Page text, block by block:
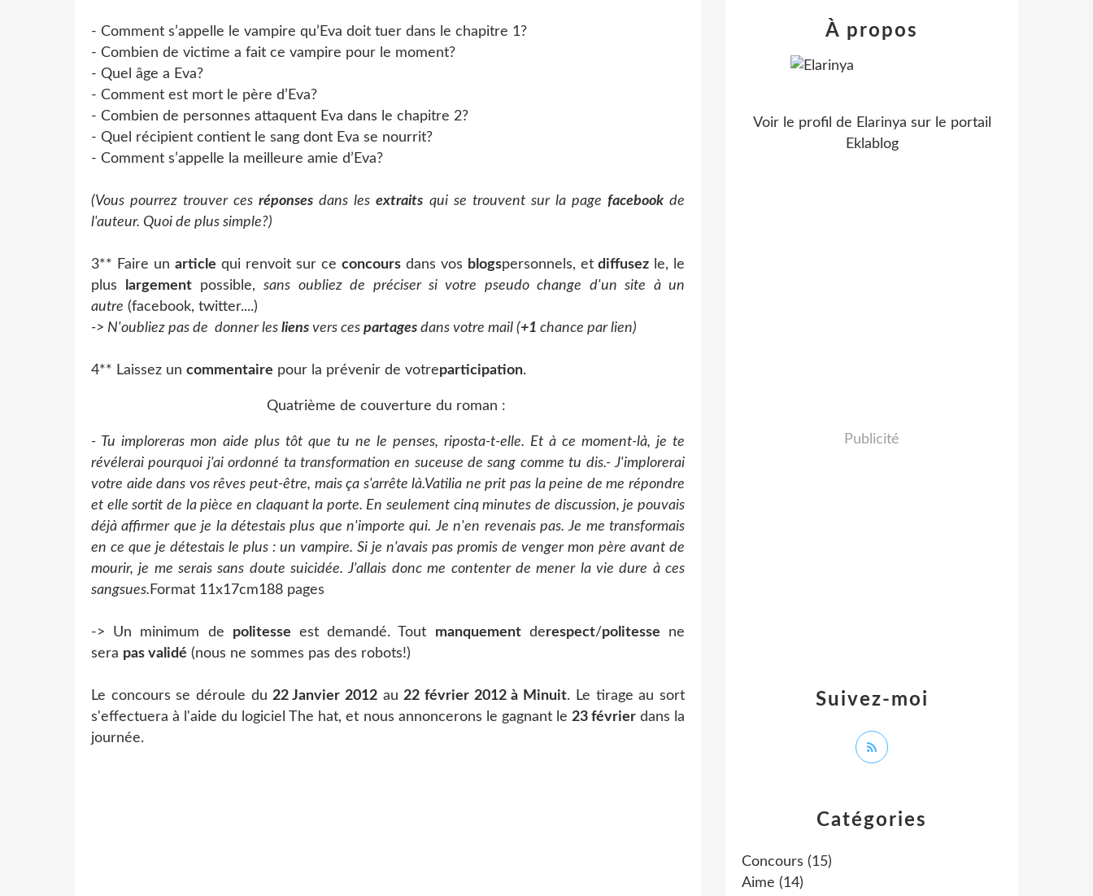
- Comment s’appelle le vampire qu’Eva doit tuer dans le chapitre 1?
- Combien de victime a fait ce vampire pour le moment?
- Quel âge a Eva?
- Comment est mort le père d’Eva?
- Combien de personnes attaquent Eva dans le chapitre 2?
- Quel récipient contient le sang dont Eva se nourrit?
- Comment s’appelle la meilleure amie d’Eva?
(Vous pourrez trouver cesréponses dans lesextraits qui se trouvent sur la page facebookde
l'auteur. Quoi de plus simple?)
3** Faire unarticle qui renvoit sur ce concoursdans vos blogspersonnels, etdiffusezle, le
plus
largement possible,sans oubliez de préciser si votre pseudo change d'un site à un
autre (facebook, twitter....)
-> N'oubliez pas de donner les liens vers ces partages dans votre mail (+1 chance par lien)
4** Laissez un commentaire pour la prévenir de votreparticipation.
Quatrième de couverture du roman :
- Tu imploreras mon aide plus tôt que tu ne le penses, riposta-t-elle. Et à ce moment-là, je te
révélerai pourquoi j'ai ordonné ta transformation en suceuse de sang comme tu dis.- J'implorerai
votre aide dans vos rêves peut-être, mais ça s'arrête là.Vatilia ne prit pas la peine de me répondre
et elle sortit de la pièce en claquant la porte. En seulement cinq minutes de discussion, je pouvais
déjà affirmer que je la détestais plus que n'importe qui. Je n'en revenais pas. Je me transformais
en ce que je détestais le plus : un vampire. Si je n'avais pas promis de venger mon père avant de
mourir, je me serais sans doute suicidée. J'allais donc me contenter de mener la vie dure à ces
sangsues. Format 11x17cm188 pages
-> Un minimum de politesse est demandé. Tout manquementderespect/politesse ne
sera pas validé (nous ne sommes pas des robots!)
Le concours se déroule du 22 Janvier 2012au22 février 2012 à Minuit. Le tirage au sort
s'effectuera à l'aide du logiciel The hat, et nous annoncerons le gagnant le 23 févrierdans la
journée.
Catégories
Concours (15)
Aime (14)
Suivez-moi
À propos
Voir le profil de Elarinya sur le portail
Eklablog
Publicité